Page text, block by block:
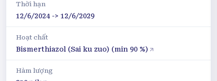
Thời hạn
12/6/2024 -> 12/6/2029
Hoạt chất
Bismerthiazol (Sai ku zuo) (min 90 %)
Hàm lượng